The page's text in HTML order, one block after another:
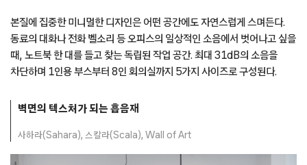
본질에 집중한 미니멀한 디자인은 어떤 공간에도 자연스럽게 스며든다.
동료의 대화나 전화 벨소리 등 오피스의 일상적인 소음에서 벗어나고 싶을
때, 노트북 한 대를 들고 찾는 독립된 작업 공간. 최대 31dB의 소음을
차단하며 1인용 부스부터 8인 회의실까지 5가지 사이즈로 구성된다.
벽면의 텍스처가 되는 흡음재
사하라(Sahara), 스칼라(Scala), Wall of Art